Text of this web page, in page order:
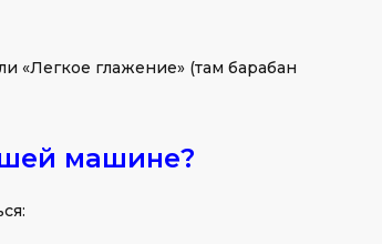
«Легкое глажение» (там барабан
машине?